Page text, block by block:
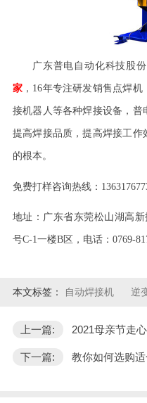
广东普电自动化科技股
家 ， 16年专注研发销售点焊机
接机器人等各种焊接设备，普
提高焊接品质，提高焊接工作
的根本。
免费打样咨询热线：
地址：广东省东莞松山湖高
号C-1一楼B区，电话： 0769-
本文标签： 自动焊接机 逆
上一篇: 2021母亲节走
下一篇: 教你如何选购